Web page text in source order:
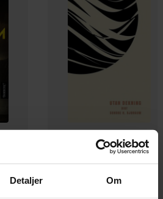
Detaljer Om
169,-
Utan dekning
Sondre H. Bjørgum